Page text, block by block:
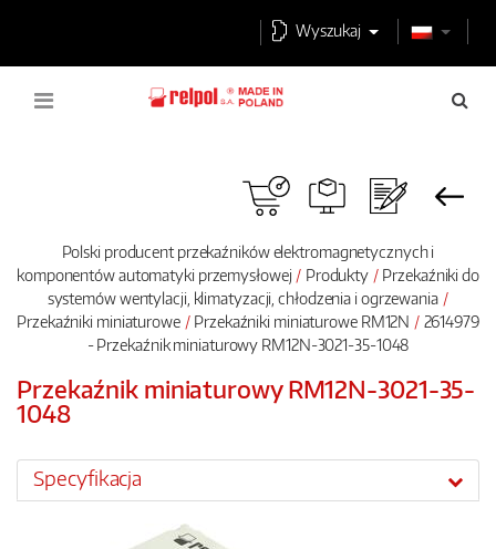
Wyszukaj
Polski producent przekaźników elektromagnetycznych i
komponentów automatyki przemysłowej
Produkty
Przekaźniki do
systemów wentylacji, klimatyzacji, chłodzenia i ogrzewania
Przekaźniki miniaturowe
Przekaźniki miniaturowe RM12N
2614979
- Przekaźnik miniaturowy RM12N-3021-35-1048
Przekaźnik miniaturowy RM12N-3021-35-
1048
Specyfikacja